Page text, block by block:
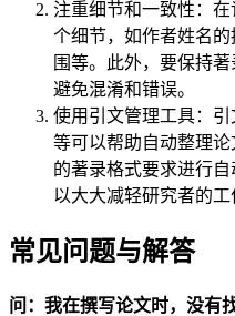
注重细节和一致性：
个细节，如作者姓名
围等。此外，要保持
避免混淆和错误。
使用引文管理工具：引
等可以帮助自动整理
的著录格式要求进行
以大大减轻研究者的工
常见问题与解答
问：我在撰写论文时，没有